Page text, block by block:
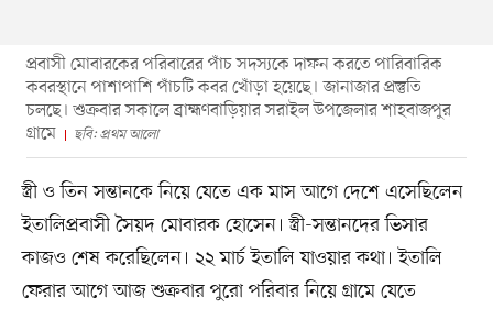
প্রবাসী মোবারকের পরিবারের পাঁচ সদস্যকে দাফন করতে পারিবারিক
কবরস্থানে পাশাপাশি পাঁচটি কবর খোঁড়া হয়েছে। জানাজার প্রস্তুতি
চলছে। শুক্রবার সকালে ব্রাহ্মণবাড়িয়ার সরাইল উপজেলার শাহবাজপুর
গ্রামে
ছবি: প্রথম আলো
স্ত্রী ও তিন সন্তানকে নিয়ে যেতে এক মাস আগে দেশে এসেছিলেন
ইতালিপ্রবাসী সৈয়দ মোবারক হোসেন। স্ত্রী-সন্তানদের ভিসার
কাজও শেষ করেছিলেন। ২২ মার্চ ইতালি যাওয়ার কথা। ইতালি
ফেরার আগে আজ শুক্রবার পুরো পরিবার নিয়ে গ্রামে যেতে